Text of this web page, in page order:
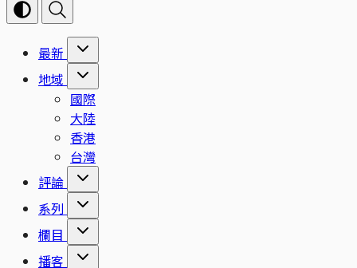
最新
地域
國際
大陸
香港
台灣
評論
系列
欄目
播客